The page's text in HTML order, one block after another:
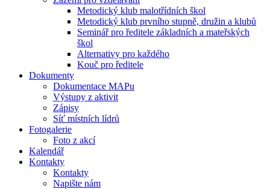
Metodický klub malotřídních škol
Metodický klub prvního stupně, družin a klubů
Seminář pro ředitele základních a mateřských
škol
Alternativy pro každého
Kouč pro ředitele
Dokumenty
Dokumentace MAPu
Výstupy z aktivit
Zápisy
Síť místních lídrů
Fotogalerie
Foto z akcí
Kalendář
Kontakty
Kontakty
Napište nám